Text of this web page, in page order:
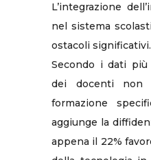
L’integrazione
nel sistema
ostacoli significativi.
Secondo i dati
dei docenti non
formazione
aggiunge la
appena il 22%